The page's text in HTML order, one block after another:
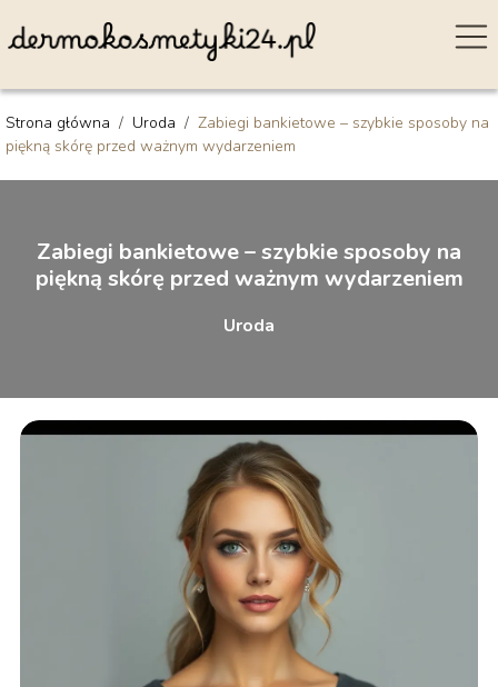
Strona główna / Uroda / Zabiegi bankietowe – szybkie sposoby na
piękną skórę przed ważnym wydarzeniem
Zabiegi bankietowe – szybkie sposoby na
piękną skórę przed ważnym wydarzeniem
Uroda